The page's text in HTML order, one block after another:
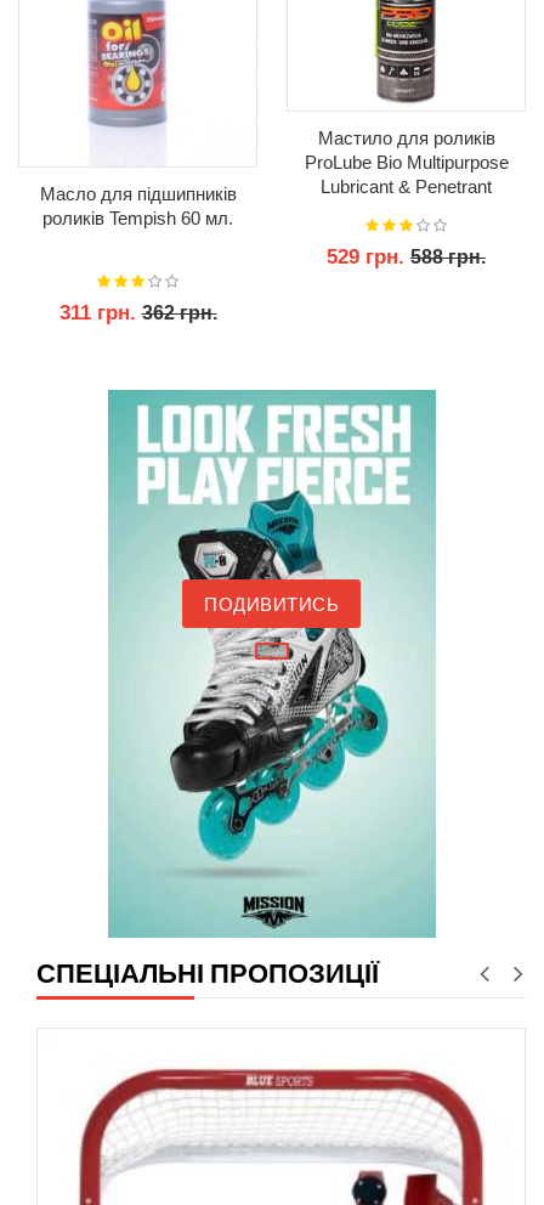
Масло для підшипників
роликів Tempish 60 мл.
311 грн.362 грн.
Мастило для роликів
ProLube Bio Multipurpose
Lubricant & Penetrant
529 грн. 588 грн.
ПОДИВИТИСЬ
СПЕЦІАЛЬНІ ПРОПОЗИЦІЇ